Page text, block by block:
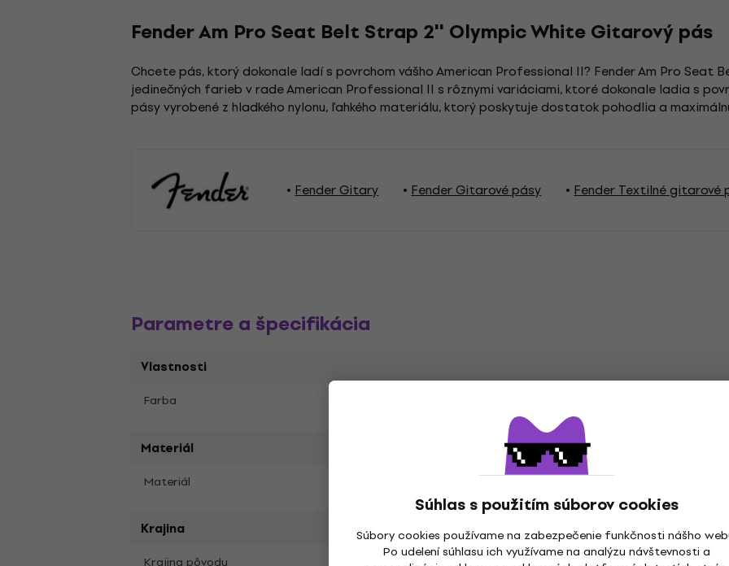
Súhlas s použitím súborov cookies
Súbory cookies používame na zabezpečenie funkčnosti nášho
Po udelení súhlasu ich využívame na analýzu návštevnosti a
Fender Am Pro Seat Belt Strap 2'' Olympic White Gitarový pás
Chcete pás, ktorý dokonale ladí s povrchom vášho American Professional II? Fender Am Pro Seat
jedinečných farieb v rade American Professional II s rôznymi variáciami, ktoré dokonale ladia s
pásy vyrobené z hladkého nylonu, ľahkého materiálu, ktorý poskytuje dostatok pohodlia a
Fender Gitary Fender Gitarové pásy Fender Textilné gitarové
Parametre a špecifikácia
Vlastnosti
Farba
Materiál
Materiál
Krajina